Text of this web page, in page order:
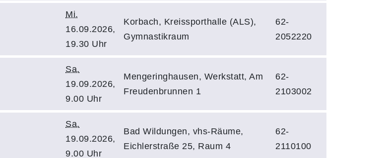
Mi.
16.09.2026,
19.30 Uhr
Korbach, Kreissporthalle (ALS),
Gymnastikraum
62-
2052220
Sa.
19.09.2026,
9.00 Uhr
Mengeringhausen, Werkstatt, Am
Freudenbrunnen 1
62-
2103002
Sa.
19.09.2026,
9.00 Uhr
Bad Wildungen, vhs-Räume,
Eichlerstraße 25, Raum 4
62-
2110100